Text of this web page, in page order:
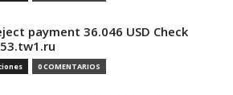
payment 36.046 USD Check
0 COMENTARIOS